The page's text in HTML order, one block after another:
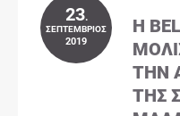
23.
ΣΕΠΤΈΜΒΡΙΟΣ
2019
Η
ΤΗΝ
ΤΗΣ